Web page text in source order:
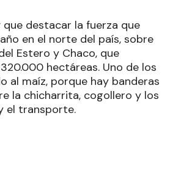
que destacar la fuerza que
en el norte del país, sobre
Estero y Chaco, que
hectáreas. Uno de los
al maíz, porque hay banderas
la chicharrita, cogollero y los
el transporte.